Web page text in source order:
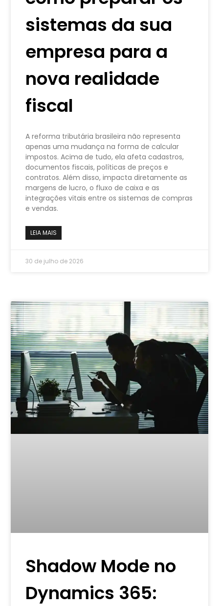
sistemas da sua
empresa para a
nova realidade
fiscal
A reforma tributária brasileira não representa
apenas uma mudança na forma de calcular
impostos. Acima de tudo, ela afeta cadastros,
documentos fiscais, políticas de preços e
contratos. Além disso, impacta diretamente as
margens de lucro, o fluxo de caixa e as
integrações vitais entre os sistemas de compras
e vendas.
LEIA MAIS
30 de julho de 2026
Shadow Mode no
Dynamics 365: